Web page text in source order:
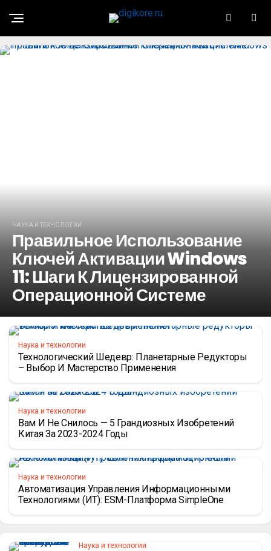
НАУКА И ТЕХНОЛОГИИ
Правильное Использование
Ключей Активации Windows
11: Шаги К Лицензированной
Операционной Системе
Наука и технологии
Технологический Шедевр: Планетарные Редукторы
– Выбор И Мастерство Применения
Наука и технологии
Вам И Не Снилось — 5 Грандиозных Изобретений
Китая За 2023-2024 Годы
Наука и технологии
Автоматизация Управления Информационными
Технологиями (ИТ): ESM-Платформа SimpleOne
Наука и технологии